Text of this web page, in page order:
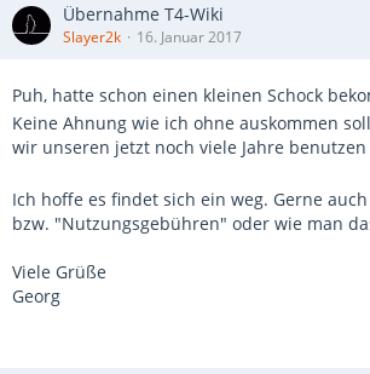
Übernahme T4-Wiki
Slayer2k 16. Januar 2017
Puh, hatte schon einen kleinen Schock
Keine Ahnung wie ich ohne auskommen
wir unseren jetzt noch viele Jahre
Ich hoffe es findet sich ein weg. Gerne
bzw. "Nutzungsgebühren" oder wie man
Viele Grüße
Georg